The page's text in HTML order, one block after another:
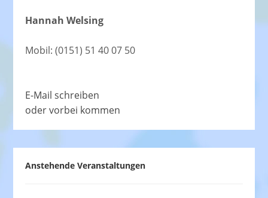
Hannah Welsing
Mobil: (0151) 51 40 07 50
E-Mail schreiben
oder vorbei kommen
Anstehende Veranstaltungen